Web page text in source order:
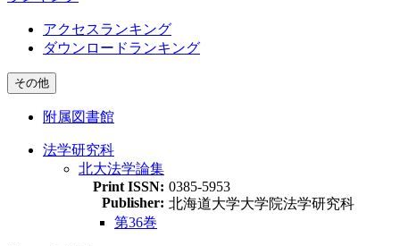
アクセスランキング
ダウンロードランキング
その他
附属図書館
法学研究科
北大法学論集
Print ISSN: 0385-5953
Publisher: 北海道大学大学院法学研究科
第36巻